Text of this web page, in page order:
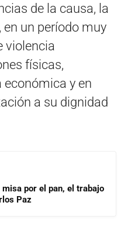
de la causa, la
un período muy
violencia
físicas,
y en
a su dignidad
misa por el pan, el trabajo
Paz